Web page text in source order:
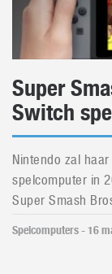
Super
Switch
Nintendo zal
spelcomputer in
Super Smash
Spelcomputers - 16